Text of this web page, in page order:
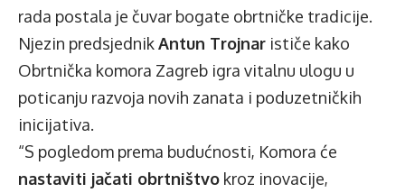
rada postala je čuvar bogate obrtničke tradicije.
Njezin predsjednikAntun Trojnar ističe kako
Obrtnička komora Zagreb igra vitalnu ulogu u
poticanju razvoja novih zanata i poduzetničkih
inicijativa.
“S pogledom prema budućnosti, Komora će
nastaviti jačati obrtništvo kroz inovacije,